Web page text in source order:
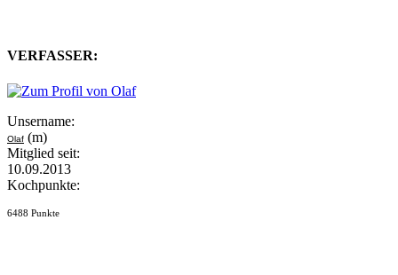
VERFASSER:
Unsername:
Olaf (m)
Mitglied seit:
10.09.2013
Kochpunkte:
6488 Punkte